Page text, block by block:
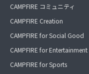
CAMPFIRE コミュニティ
CAMPFIRE Creation
CAMPFIRE for Social Good
CAMPFIRE for Entertainment
CAMPFIRE for Sports